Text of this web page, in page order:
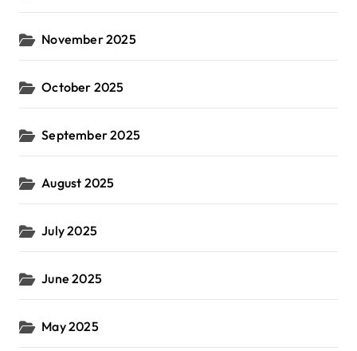
November 2025
October 2025
September 2025
August 2025
July 2025
June 2025
May 2025